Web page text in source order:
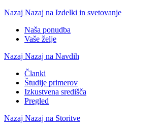
Nazaj Nazaj na Izdelki in svetovanje
Naša ponudba
Vaše želje
Nazaj Nazaj na Navdih
Članki
Študije primerov
Izkustvena središča
Pregled
Nazaj Nazaj na Storitve